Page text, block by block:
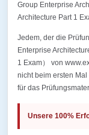
Group Enterprise
Architecture Part 1
Jedem, der die
Enterprise
1 Exam） von
nicht beim ersten
für das
Unsere 100%